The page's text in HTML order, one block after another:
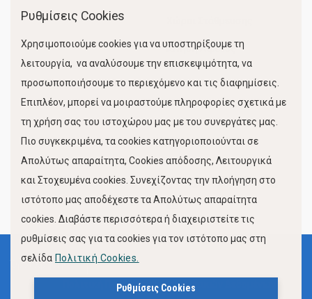
Κίνηση Λιμένος
FOLLOW US
Όροι Χρήσης
Πολιτική Προστασίας Προσωπικών Δεδομένων
Ρυθμίσεις Cookies
Χρησιμοποιούμε cookies για να υποστηρίξουμε τη
λειτουργία, να αναλύσουμε την επισκεψιμότητα, να
προσωποποιήσουμε το περιεχόμενο και τις διαφημίσεις.
Επιπλέον, μπορεί να μοιραστούμε πληροφορίες σχετικά με
τη χρήση σας του ιστοχώρου μας με του συνεργάτες μας.
Πιο συγκεκριμένα, τα cookies κατηγοριοποιούνται σε
Απολύτως απαραίτητα, Cookies απόδοσης, Λειτουργικά
και Στοχευμένα cookies. Συνεχίζοντας την πλοήγηση στο
ιστότοπο μας αποδέχεστε τα Απολύτως απαραίτητα
cookies. Διαβάστε περισσότερα ή διαχειριστείτε τις
ρυθμίσεις σας για τα cookies για τον ιστότοπο μας στη
σελίδα Πολιτική Cookies.
Ρυθμίσεις Cookies